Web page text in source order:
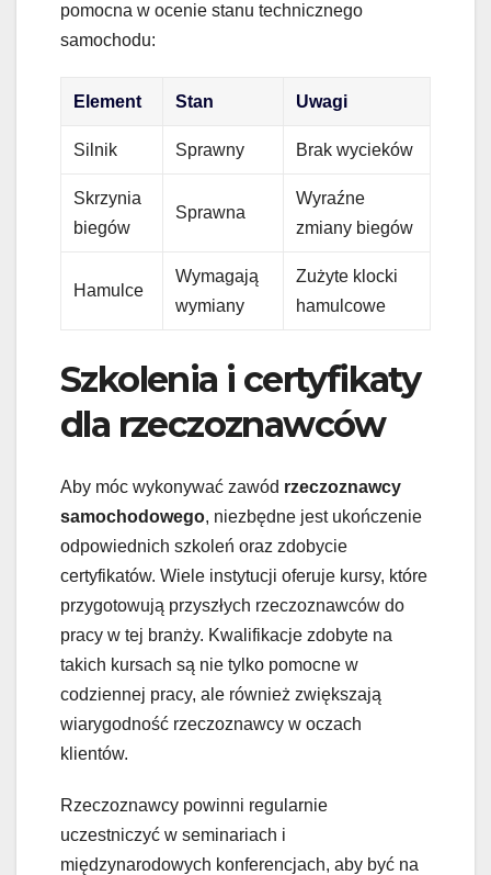
pomocna w ocenie stanu technicznego
samochodu:
Element Stan Uwagi
Silnik Sprawny Brak wycieków
Skrzynia
biegów
Sprawna
Wyraźne
zmiany biegów
Hamulce
Wymagają
wymiany
Zużyte klocki
hamulcowe
Szkolenia i certyfikaty
dla rzeczoznawców
Aby móc wykonywać zawód rzeczoznawcy
samochodowego, niezbędne jest ukończenie
odpowiednich szkoleń oraz zdobycie
certyfikatów. Wiele instytucji oferuje kursy, które
przygotowują przyszłych rzeczoznawców do
pracy w tej branży. Kwalifikacje zdobyte na
takich kursach są nie tylko pomocne w
codziennej pracy, ale również zwiększają
wiarygodność rzeczoznawcy w oczach
klientów.
Rzeczoznawcy powinni regularnie
uczestniczyć w seminariach i
międzynarodowych konferencjach, aby być na